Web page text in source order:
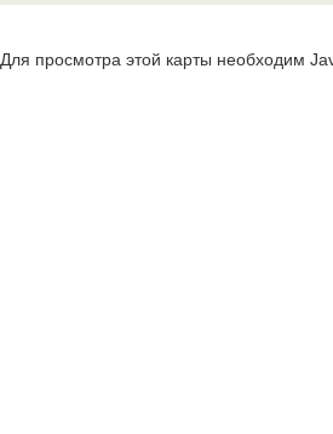
Для просмотра этой карты необходим